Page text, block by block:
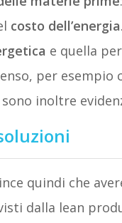
costo dell’energia
e quella
per esempio
inoltre
quindi che
dalla lean